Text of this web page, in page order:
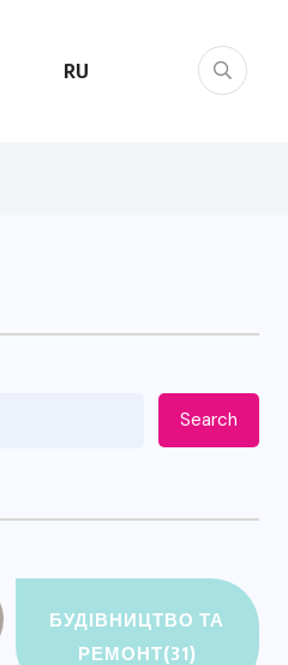
RU
Search
БУДІВНИЦТВО ТА
РЕМОНТ(31)